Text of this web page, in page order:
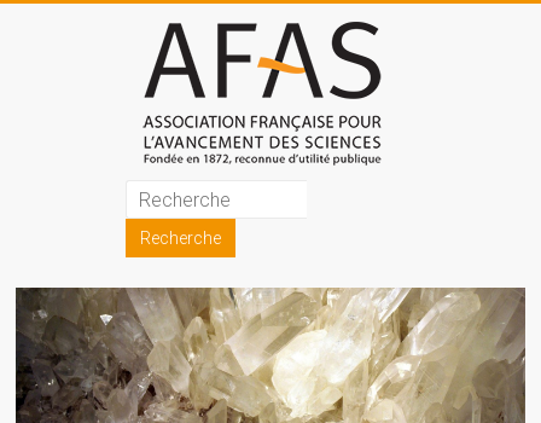
Association
française
pour
l'avancement
des